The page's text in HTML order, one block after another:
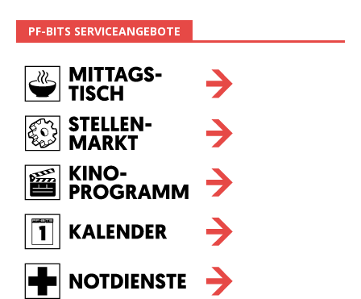
PF-BITS SERVICEANGEBOTE